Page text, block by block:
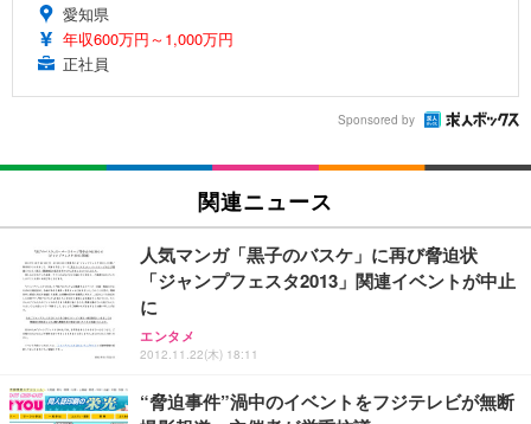
愛知県
年収600万円～1,000万円
正社員
Sponsored by
関連ニュース
人気マンガ「黒子のバスケ」に再び脅迫状
「ジャンプフェスタ2013」関連イベントが中止
に
エンタメ
2012.11.22(木) 18:11
“脅迫事件”渦中のイベントをフジテレビが無断